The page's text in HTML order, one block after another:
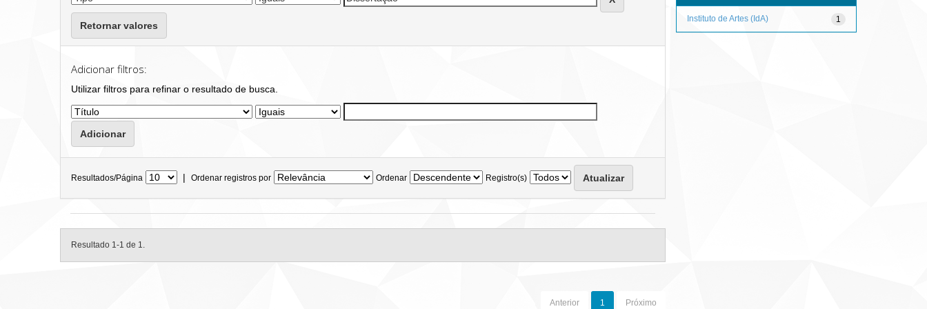
Retornar valores
Adicionar filtros:
Utilizar filtros para refinar o resultado de busca.
Resultados/Página | Ordenar registros por Ordenar Registro(s)
Resultado 1-1 de 1.
Anterior 1 Próximo
1
Instituto de Artes (IdA)